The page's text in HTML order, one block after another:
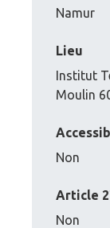
Namur
Lieu
Institut
Moulin
Non
Article
Non